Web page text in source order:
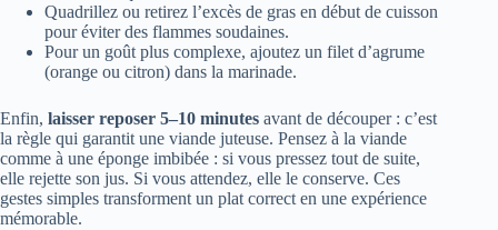
Quadrillez ou retirez l’excès de gras en début de cuisson
pour éviter des flammes soudaines.
Pour un goût plus complexe, ajoutez un filet d’agrume
(orange ou citron) dans la marinade.
Enfin, laisser reposer 5–10 minutes avant de découper : c’est
la règle qui garantit une viande juteuse. Pensez à la viande
comme à une éponge imbibée : si vous pressez tout de suite,
elle rejette son jus. Si vous attendez, elle le conserve. Ces
gestes simples transforment un plat correct en une expérience
mémorable.